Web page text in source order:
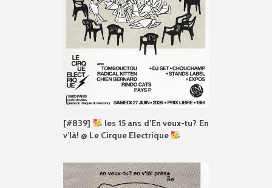
[#839]
les 15 ans d’En veux-tu? En
v’là! @ Le Cirque Electrique